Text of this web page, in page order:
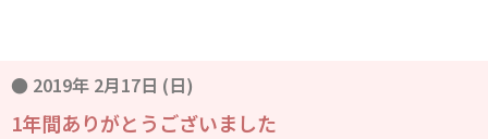
● 2019年 2月17日 (日)
1年間ありがとうございました